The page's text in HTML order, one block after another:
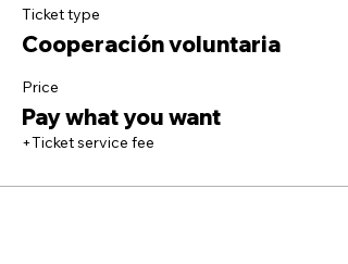
Ticket type
Cooperación voluntaria
Price
Pay what you want
+Ticket service fee